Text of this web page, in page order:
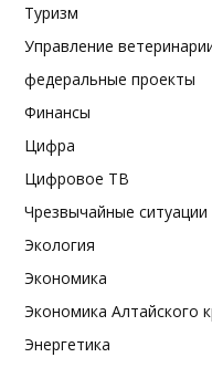
Туризм
Управление
федеральные проекты
Финансы
Цифра
Цифровое ТВ
Чрезвычайные ситуации
Экология
Экономика
Экономика Алтайского
Энергетика